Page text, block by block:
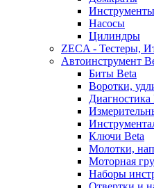
Насосы
Цилиндры
ZECA - Тестеры,
Автоинструмент
Биты Beta
Воротки,
Диагностика
Ключи Beta
Молотки,
Моторная
Наборы